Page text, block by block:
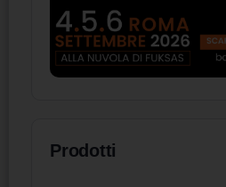
Prodotti